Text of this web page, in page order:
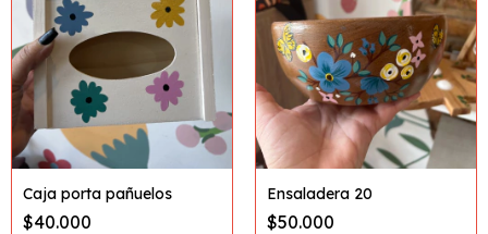
Caja porta pañuelos
$40.000
Ensaladera 20
$50.000